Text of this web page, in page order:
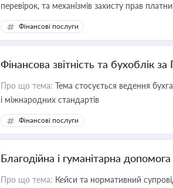
перевірок, та механізмів захисту прав
Фінансові послуги
Фінансова звітність та бухоблік
Про що тема: Тема стосується ведення
і міжнародних стандартів
Фінансові послуги
Благодійна і гуманітарна допомога
Про що тема: Кейси та нормативний